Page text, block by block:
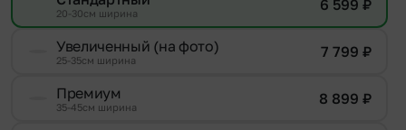
20-30см ширина 6 599 ₽
Увеличенный (на фото)
25-35см ширина 7 799 ₽
Премиум
35-45см ширина 8 899 ₽